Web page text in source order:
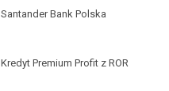
Santander Bank Polska
Kredyt Premium Profit z ROR